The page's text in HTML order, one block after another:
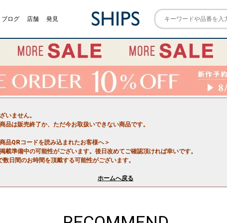
ブログ 店舗 発見
いません。
品は販売終了か、ただ今お取扱いできない商品です。
品QRコードを読み込まれたお客様へ＞
載準備中の可能性がございます。後日改めてご確認頂ければ幸いです。
数日間のお時間を頂戴する可能性がございます。
ホームへ戻る